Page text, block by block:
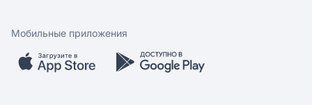
Обратная связь
Скидки и акции
Мобильное приложение
Мобильные приложения